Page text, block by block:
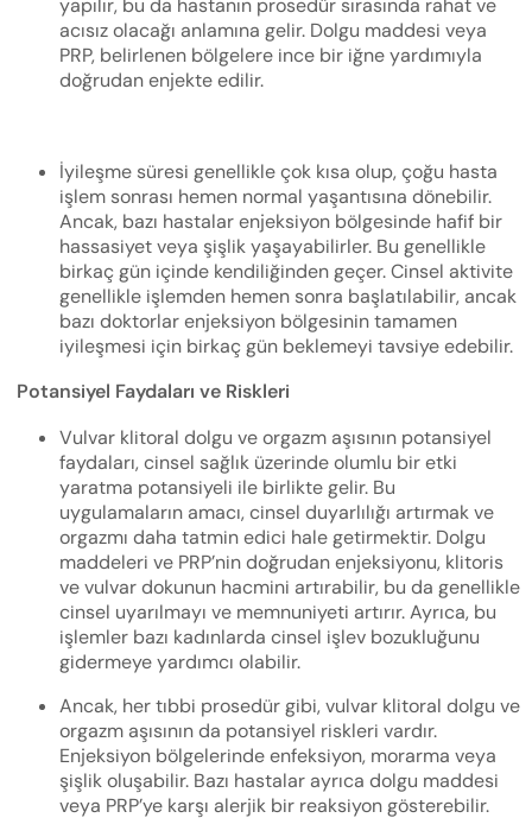
yapılır, bu da hastanın prosedür sırasında rahat ve
acısız olacağı anlamına gelir. Dolgu maddesi veya
PRP, belirlenen bölgelere ince bir iğne yardımıyla
doğrudan enjekte edilir.
İyileşme süresi genellikle çok kısa olup, çoğu hasta
işlem sonrası hemen normal yaşantısına dönebilir.
Ancak, bazı hastalar enjeksiyon bölgesinde hafif bir
hassasiyet veya şişlik yaşayabilirler. Bu genellikle
birkaç gün içinde kendiliğinden geçer. Cinsel aktivite
genellikle işlemden hemen sonra başlatılabilir, ancak
bazı doktorlar enjeksiyon bölgesinin tamamen
iyileşmesi için birkaç gün beklemeyi tavsiye edebilir.
Potansiyel Faydaları ve Riskleri
Vulvar klitoral dolgu ve orgazm aşısının potansiyel
faydaları, cinsel sağlık üzerinde olumlu bir etki
yaratma potansiyeli ile birlikte gelir. Bu
uygulamaların amacı, cinsel duyarlılığı artırmak ve
orgazmı daha tatmin edici hale getirmektir. Dolgu
maddeleri ve PRP’nin doğrudan enjeksiyonu, klitoris
ve vulvar dokunun hacmini artırabilir, bu da genellikle
cinsel uyarılmayı ve memnuniyeti artırır. Ayrıca, bu
işlemler bazı kadınlarda cinsel işlev bozukluğunu
gidermeye yardımcı olabilir.
Ancak, her tıbbi prosedür gibi, vulvar klitoral dolgu ve
orgazm aşısının da potansiyel riskleri vardır.
Enjeksiyon bölgelerinde enfeksiyon, morarma veya
şişlik oluşabilir. Bazı hastalar ayrıca dolgu maddesi
veya PRP’ye karşı alerjik bir reaksiyon gösterebilir.